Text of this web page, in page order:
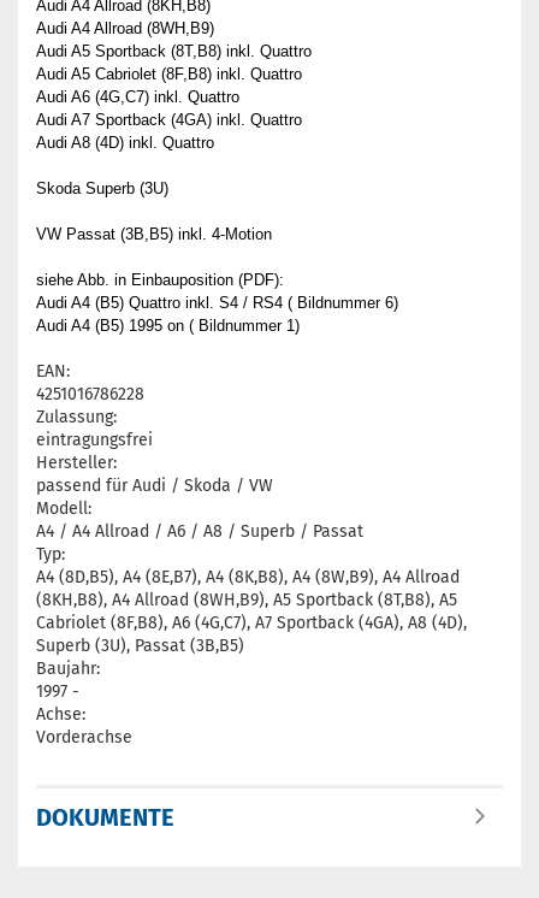
Audi A4 Allroad (8KH,B8)
Audi A4 Allroad (8WH,B9)
Audi A5 Sportback (8T,B8) inkl. Quattro
Audi A5 Cabriolet (8F,B8) inkl. Quattro
Audi A6 (4G,C7) inkl. Quattro
Audi A7 Sportback (4GA) inkl. Quattro
Audi A8 (4D) inkl. Quattro
Skoda Superb (3U)
VW Passat (3B,B5) inkl. 4-Motion
siehe Abb. in Einbauposition (PDF):
Audi A4 (B5) Quattro inkl. S4 / RS4 ( Bildnummer 6)
Audi A4 (B5) 1995 on ( Bildnummer 1)
EAN:
4251016786228
Zulassung:
eintragungsfrei
Hersteller:
passend für Audi / Skoda / VW
Modell:
A4 / A4 Allroad / A6 / A8 / Superb / Passat
Typ:
A4 (8D,B5), A4 (8E,B7), A4 (8K,B8), A4 (8W,B9), A4 Allroad
(8KH,B8), A4 Allroad (8WH,B9), A5 Sportback (8T,B8), A5
Cabriolet (8F,B8), A6 (4G,C7), A7 Sportback (4GA), A8 (4D),
Superb (3U), Passat (3B,B5)
Baujahr:
1997 -
Achse:
Vorderachse
DOKUMENTE